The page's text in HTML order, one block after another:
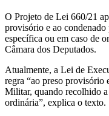
O Projeto de Lei 660/21
provisório e ao
específica ou em caso de
Câmara dos Deputados.
Atualmente, a Lei de
regra “ao preso provisório
Militar, quando recolhido
ordinária”, explica o texto.